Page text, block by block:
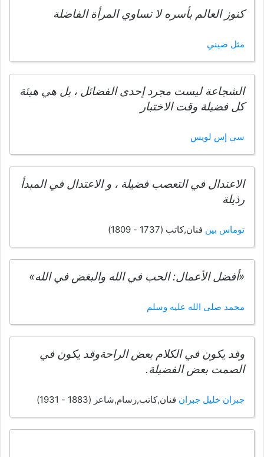
كنوز العالم بأسره لا تساوي المرأة الفاضلة
مثل صيني
الشجاعة ليست مجرد إحدى الفضائل ، بل هي هيئة
كل فضيلة وقت الاختبار
سي إس لويس
الاعتدال في التعصب فضيلة ، و الاعتدال في المبدأ
رذيلة
توماس بين فنان,كاتب (1737 - 1809)
«أفضل الأعمال: الحب في الله والبغض في الله»
محمد صلى الله عليه وسلم
وقد يكون في الكلام بعض الراحةوقد يكون في
الصمت بعض الفضيلة.
جبران خليل جبران فنان,كاتب,رسام,شاعر (1883 - 1931)